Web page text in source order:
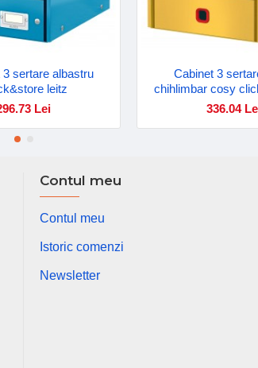
3 sertare albastru
leitz
Lei
Cabinet 3
chihlimbar cosy
336.04
Contul meu
Contul meu
Istoric comenzi
Newsletter